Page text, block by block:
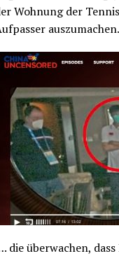
Wohnung der
die überwachen,